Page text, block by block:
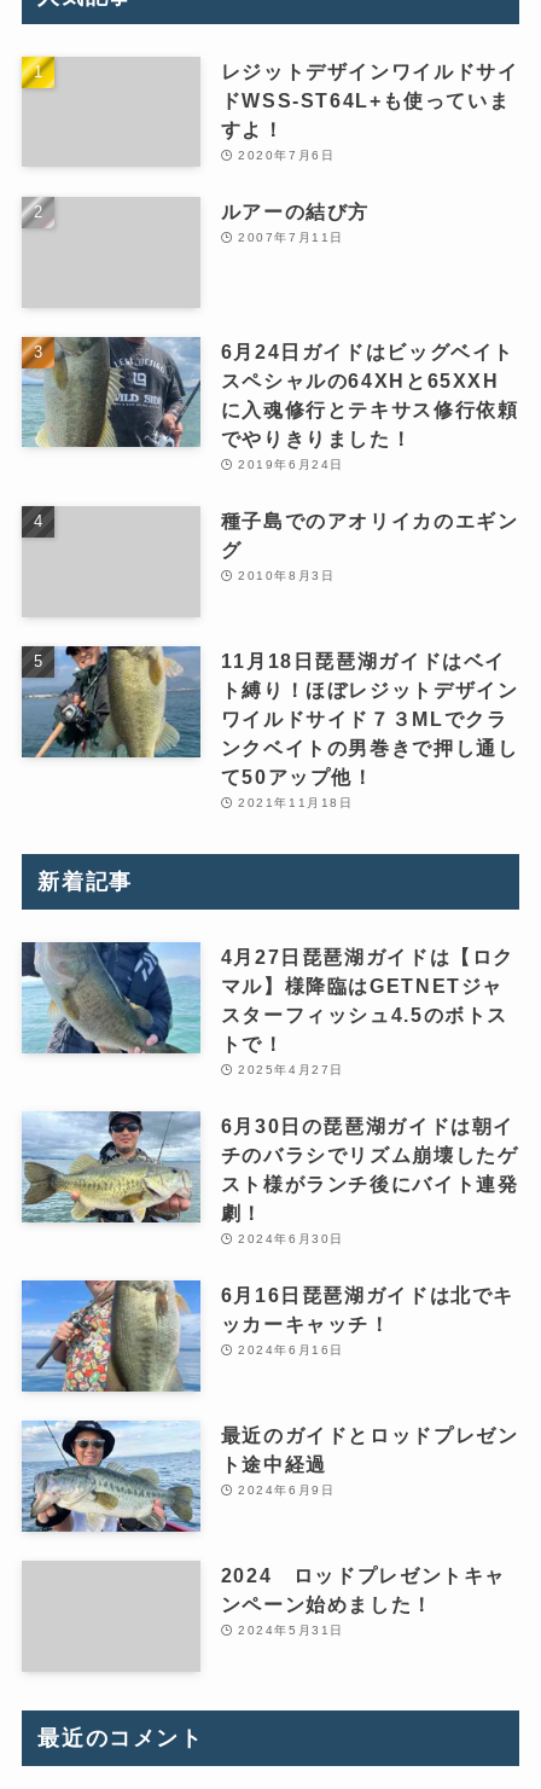
レジットデザインワイルドサイ
ドWSS-ST64L+も使っていま
すよ！
2020年7月6日
ルアーの結び方
2007年7月11日
6月24日ガイドはビッグベイト
スペシャルの64XHと65XXH
に入魂修行とテキサス修行依頼
でやりきりました！
2019年6月24日
種子島でのアオリイカのエギン
グ
2010年8月3日
11月18日琵琶湖ガイドはベイ
ト縛り！ほぼレジットデザイン
ワイルドサイド７３MLでクラ
ンクベイトの男巻きで押し通し
て50アップ他！
2021年11月18日
新着記事
4月27日琵琶湖ガイドは【ロク
マル】様降臨はGETNETジャ
スターフィッシュ4.5のボトス
トで！
2025年4月27日
6月30日の琵琶湖ガイドは朝イ
チのバラシでリズム崩壊したゲ
スト様がランチ後にバイト連発
劇！
2024年6月30日
6月16日琵琶湖ガイドは北でキ
ッカーキャッチ！
2024年6月16日
最近のガイドとロッドプレゼン
ト途中経過
2024年6月9日
2024 ロッドプレゼントキャ
ンペーン始めました！
2024年5月31日
最近のコメント